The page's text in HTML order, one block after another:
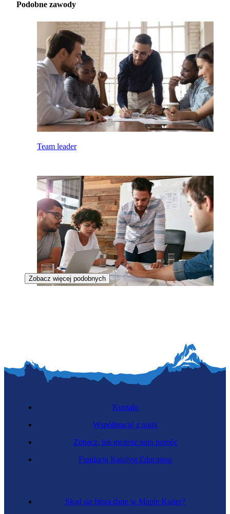
Podobne zawody
Team leader
Chief Happiness Officer
Zobacz więcej podobnych
Skąd się biorą dane w Mapie Karier?
Kontakt
Współpracuj z nami
Zobacz, jak możesz nam pomóc
Fundacja Katalyst Education